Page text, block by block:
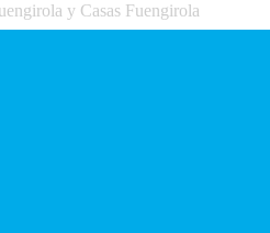
y Casas Fuengirola